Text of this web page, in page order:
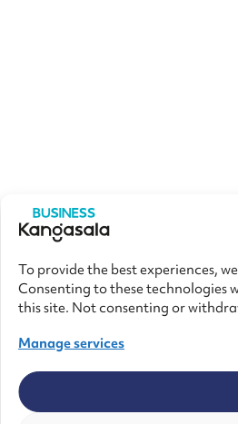
To provide the best experiences,
Consenting to these technologies
this site. Not consenting or
Manage services